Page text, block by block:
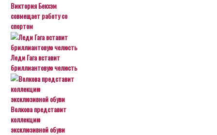
Виктория Бекхэм
совмещает работу со
спортом
Леди Гага вставит
бриллиантовую челюсть
Волкова представит
коллекцию
эксклюзивной обуви